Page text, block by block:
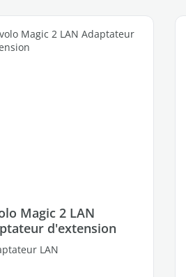
Magic 2 LAN
d'extension
LAN